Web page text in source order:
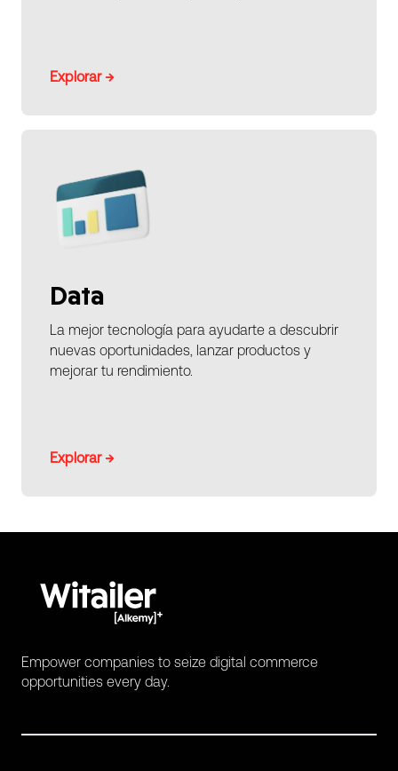
Explorar →
Data
La mejor tecnología para ayudarte a descubrir
nuevas oportunidades, lanzar productos y
mejorar tu rendimiento.
Explorar →
Empower companies to seize digital commerce
opportunities every day.